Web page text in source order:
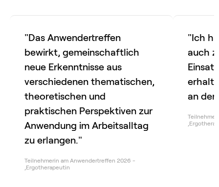
"Das Anwendertreffen
bewirkt, gemeinschaftlich
neue Erkenntnisse aus
verschiedenen thematischen,
theoretischen und
praktischen Perspektiven zur
Anwendung im Arbeitsalltag
zu erlangen."
Teilnehmerin am Anwendertreffen 2026 -
Ergotherapeutin
"Ich
auch
an der